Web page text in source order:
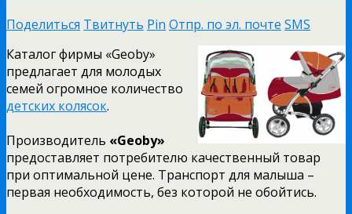
Поделиться Твитнуть Pin Отпр. по эл. почте SMS
Каталог фирмы «Geoby»
предлагает для молодых
семей огромное количество
детских колясок.
Производитель «Geoby»
предоставляет потребителю качественный товар
при оптимальной цене. Транспорт для малыша –
первая необходимость, без которой не обойтись.